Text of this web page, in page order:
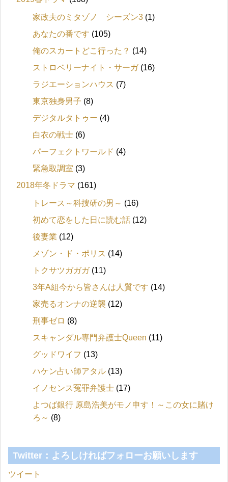
家政夫のミタゾノ シーズン3 (1)
あなたの番です (105)
俺のスカートどこ行った？ (14)
ストロベリーナイト・サーガ(16)
ラジエーションハウス (7)
東京独身男子 (8)
デジタルタトゥー (4)
白衣の戦士 (6)
パーフェクトワールド (4)
緊急取調室 (3)
2018年冬ドラマ (161)
トレース～科捜研の男～ (16)
初めて恋をした日に読む話 (12)
後妻業 (12)
メゾン・ド・ポリス (14)
トクサツガガガ(11)
3年A組今から皆さんは人質です (14)
家売るオンナの逆襲 (12)
刑事ゼロ (8)
スキャンダル専門弁護士Queen (11)
グッドワイフ (13)
ハケン占い師アタル (13)
イノセンス冤罪弁護士 (17)
よつば銀行 原島浩美がモノ申す！～この女に賭け
ろ～ (8)
Twitter：よろしければフォローお願いします
ツイート